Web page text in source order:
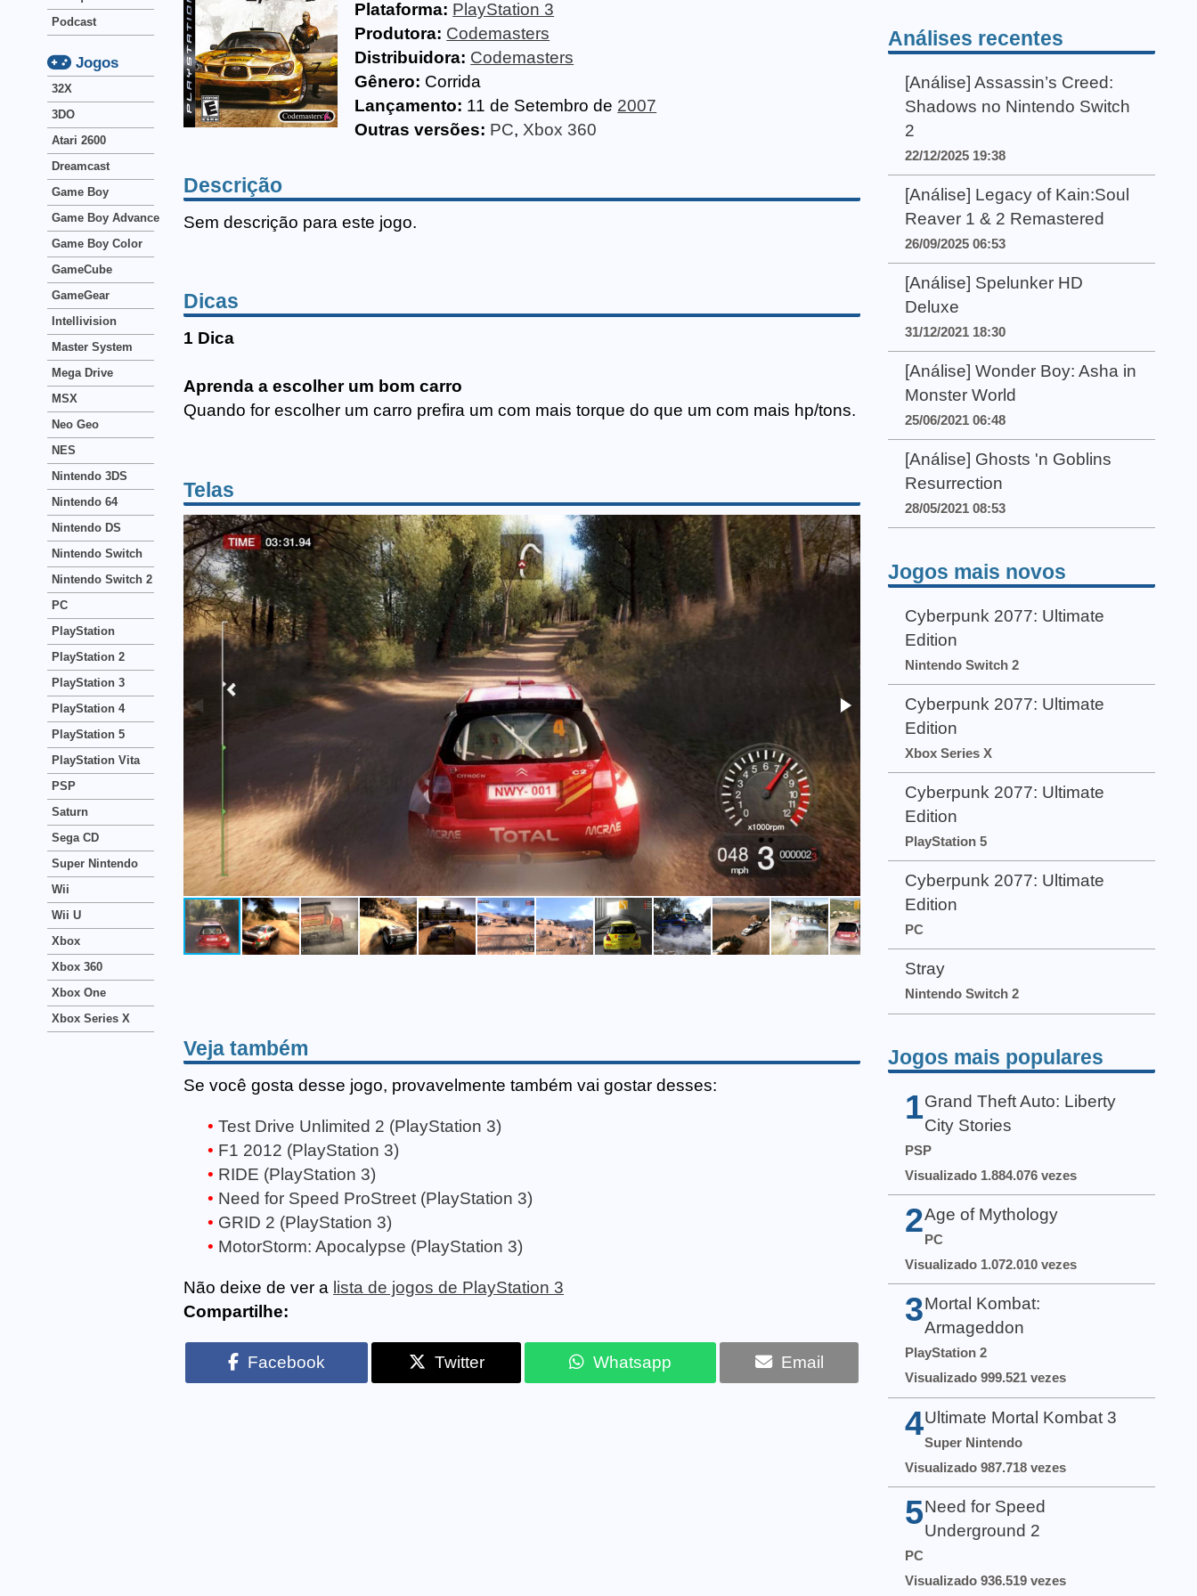
Plataforma: PlayStation 3
Produtora: Codemasters
Distribuidora: Codemasters
Gênero: Corrida
Lançamento: 11 de Setembro de 2007
Outras versões: PC, Xbox 360
Descrição
Sem descrição para este jogo.
Dicas
1 Dica
Aprenda a escolher um bom carro
Quando for escolher um carro prefira um com mais torque do que um com mais hp/tons.
Telas
Veja também
Se você gosta desse jogo, provavelmente também vai gostar desses:
Test Drive Unlimited 2 (PlayStation 3)
F1 2012 (PlayStation 3)
RIDE (PlayStation 3)
Need for Speed ProStreet (PlayStation 3)
GRID 2 (PlayStation 3)
MotorStorm: Apocalypse (PlayStation 3)
Não deixe de ver a lista de jogos de PlayStation 3
Compartilhe:
Facebook Twitter Whatsapp Email
Podcast
Jogos
32X
3DO
Atari 2600
Dreamcast
Game Boy
Game Boy Advance
Game Boy Color
GameCube
GameGear
Intellivision
Master System
Mega Drive
MSX
Neo Geo
NES
Nintendo 3DS
Nintendo 64
Nintendo DS
Nintendo Switch
Nintendo Switch 2
PC
PlayStation
PlayStation 2
PlayStation 3
PlayStation 4
PlayStation 5
PlayStation Vita
PSP
Saturn
Sega CD
Super Nintendo
Wii
Wii U
Xbox
Xbox 360
Xbox One
Xbox Series X
Análises recentes
[Análise] Assassin’s Creed:
Shadows no Nintendo Switch
2
22/12/2025 19:38
[Análise] Legacy of Kain:Soul
Reaver 1 & 2 Remastered
26/09/2025 06:53
[Análise] Spelunker HD
Deluxe
31/12/2021 18:30
[Análise] Wonder Boy: Asha in
Monster World
25/06/2021 06:48
[Análise] Ghosts 'n Goblins
Resurrection
28/05/2021 08:53
Jogos mais novos
Cyberpunk 2077: Ultimate
Edition
Nintendo Switch 2
Cyberpunk 2077: Ultimate
Edition
Xbox Series X
Cyberpunk 2077: Ultimate
Edition
PlayStation 5
Cyberpunk 2077: Ultimate
Edition
PC
Stray
Nintendo Switch 2
Jogos mais populares
1 Grand Theft Auto: Liberty
City Stories
PSP
Visualizado 1.884.076 vezes
2Age of Mythology
PC
Visualizado 1.072.010 vezes
3 Mortal Kombat:
Armageddon
PlayStation 2
Visualizado 999.521 vezes
4 Ultimate Mortal Kombat 3
Super Nintendo
Visualizado 987.718 vezes
5 Need for Speed
Underground 2
PC
Visualizado 936.519 vezes